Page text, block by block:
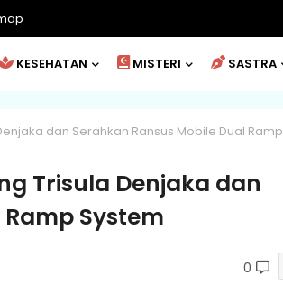
KESEHATAN MISTERI SASTRA
dan Serahkan Ransus Mobile Dual Ramp
Trisula Denjaka dan
System
0